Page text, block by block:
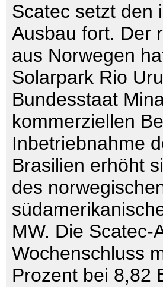
Scatec setzt den
Ausbau fort. Der
aus Norwegen
Solarpark Rio
Bundesstaat
kommerziellen
Inbetriebnahme
Brasilien erhöht
des
MW. Die Scatec-
Wochenschluss
Prozent bei 8,82